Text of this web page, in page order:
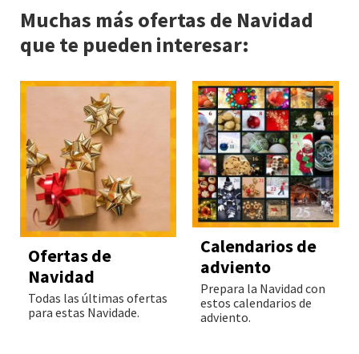
Muchas más ofertas de Navidad
que te pueden interesar:
Ofertas de
Navidad
Todas las últimas ofertas
para estas Navidade.
Calendarios de
adviento
Prepara la Navidad con
estos calendarios de
adviento.